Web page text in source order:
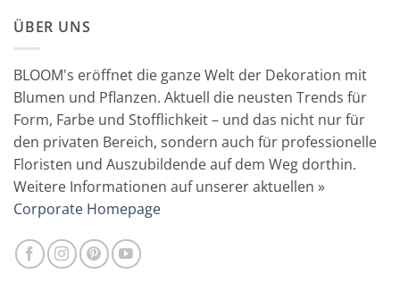
ÜBER UNS
BLOOM's eröffnet die ganze Welt der Dekoration mit
Blumen und Pflanzen. Aktuell die neusten Trends für
Form, Farbe und Stofflichkeit – und das nicht nur für
den privaten Bereich, sondern auch für professionelle
Floristen und Auszubildende auf dem Weg dorthin.
Weitere Informationen auf unserer aktuellen »
Corporate Homepage